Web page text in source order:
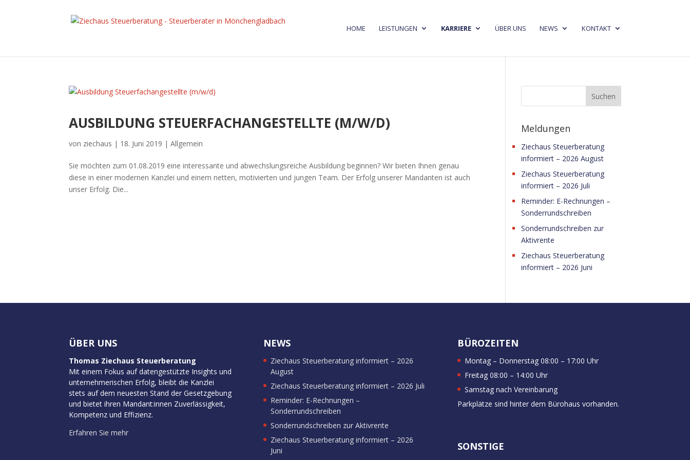
HOME LEISTUNGEN KARRIERE ÜBER UNS NEWS KONTAKT
AUSBILDUNG STEUERFACHANGESTELLTE (M/W/D)
von ziechaus | 18. Juni 2019 |Allgemein
Sie möchten zum 01.08.2019 eine interessante und abwechslungsreiche Ausbildung beginnen? Wir bieten Ihnen genau
diese in einer modernen Kanzlei und einem netten, motivierten und jungen Team. Der Erfolg unserer Mandanten ist auch
unser Erfolg. Die...
Meldungen
Ziechaus Steuerberatung
informiert – 2026 August
Ziechaus Steuerberatung
informiert – 2026 Juli
Reminder: E-Rechnungen –
Sonderrundschreiben
Sonderrundschreiben zur
Aktivrente
Ziechaus Steuerberatung
informiert – 2026 Juni
ÜBER UNS
Thomas Ziechaus Steuerberatung
Mit einem Fokus auf datengestützte Insights und
unternehmerischen Erfolg, bleibt die Kanzlei
stets auf dem neuesten Stand der Gesetzgebung
und bietet ihren Mandant:innen Zuverlässigkeit,
Kompetenz und Effizienz.
Erfahren Sie mehr
NEWS
Ziechaus Steuerberatung informiert – 2026
August
Ziechaus Steuerberatung informiert – 2026 Juli
Reminder: E-Rechnungen –
Sonderrundschreiben
Sonderrundschreiben zur Aktivrente
Ziechaus Steuerberatung informiert – 2026
Juni
BÜROZEITEN
Montag – Donnerstag 08:00 – 17:00 Uhr
Freitag 08:00 – 14:00 Uhr
Samstag nach Vereinbarung
Parkplätze sind hinter dem Bürohaus vorhanden.
SONSTIGE